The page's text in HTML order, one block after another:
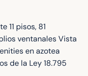
11 pisos, 81
ventanales Vista
en azotea
de la Ley 18.795